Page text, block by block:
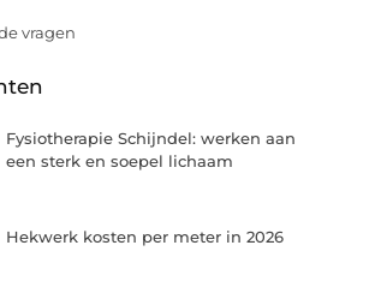
vragen
Fysiotherapie Schijndel: werken aan
een sterk en soepel lichaam
Hekwerk kosten per meter in 2026